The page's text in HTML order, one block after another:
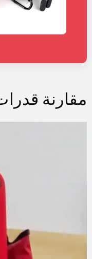
مقارنة